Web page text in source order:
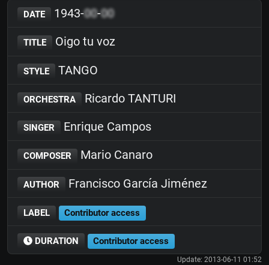
DATE 1943-00-00
TITLE Oigo tu voz
STYLE TANGO
ORCHESTRA Ricardo TANTURI
SINGER Enrique Campos
COMPOSER Mario Canaro
AUTHOR Francisco García Jiménez
LABEL Contributor access
DURATION Contributor access
Update: 2013-06-11 01:52